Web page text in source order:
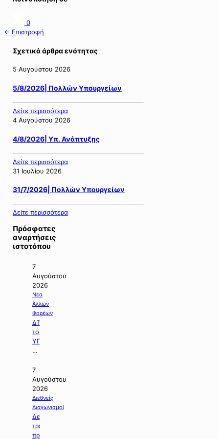
0
← Επιστροφή
Σχετικά άρθρα ενότητας
5 Αυγούστου 2026
5/8/2026| Πολλών Υπουργείων
Δείτε περισσότερα
4 Αυγούστου 2026
4/8/2026| Υπ. Ανάπτυξης
Δείτε περισσότερα
31 Ιουλίου 2026
31/7/2026| Πολλών Υπουργείων
Δείτε περισσότερα
Πρόσφατες
αναρτήσεις
ιστοτόπου
7
Αυγούστου
2026
Νέα
Άλλων
Φορέων
ΔΤ
του
ΥΠΠΕΝ
με
«Ειδικό
Χωροταξικό
Πλαίσιο
για
τον
Τουρισμό:
Στρατηγικό
εργαλείο
7
Αυγούστου
2026
Διεθνείς
Διαγωνισμοί
Δελτίο
τρεχουσών
προκηρύξεων